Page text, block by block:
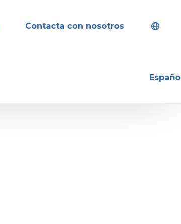
Contacta con nosotros